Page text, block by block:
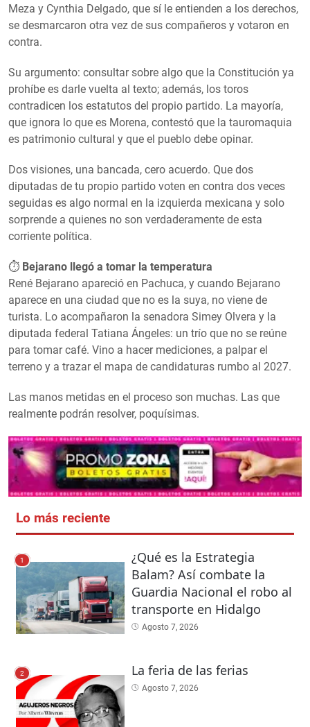
Meza y Cynthia Delgado, que sí le entienden a los derechos,
se desmarcaron otra vez de sus compañeros y votaron en
contra.
Su argumento: consultar sobre algo que la Constitución ya
prohíbe es darle vuelta al texto; además, los toros
contradicen los estatutos del propio partido. La mayoría,
que ignora lo que es Morena, contestó que la tauromaquia
es patrimonio cultural y que el pueblo debe opinar.
Dos visiones, una bancada, cero acuerdo. Que dos
diputadas de tu propio partido voten en contra dos veces
seguidas es algo normal en la izquierda mexicana y solo
sorprende a quienes no son verdaderamente de esta
corriente política.
⏱️ Bejarano llegó a tomar la temperatura
René Bejarano apareció en Pachuca, y cuando Bejarano
aparece en una ciudad que no es la suya, no viene de
turista. Lo acompañaron la senadora Simey Olvera y la
diputada federal Tatiana Ángeles: un trío que no se reúne
para tomar café. Vino a hacer mediciones, a palpar el
terreno y a trazar el mapa de candidaturas rumbo al 2027.
Las manos metidas en el proceso son muchas. Las que
realmente podrán resolver, poquísimas.
Lo más reciente
1
¿Qué es la Estrategia
Balam? Así combate la
Guardia Nacional el robo al
transporte en Hidalgo
Agosto 7, 2026
2 La feria de las ferias
Agosto 7, 2026